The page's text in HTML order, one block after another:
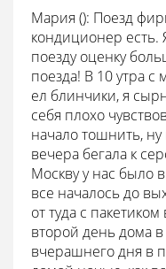
Мария (): Поезд
кондиционер есть.
поезду оценку
поезда! В 10 утра
ел блинчики, я
себя плохо
начало тошнить, ну
вечера бегала к
Москву у нас было
все началось до
от туда с
второй день дома
вчерашнего дня в